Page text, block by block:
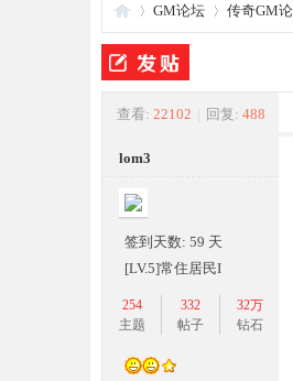
夜
游
»
GM论坛
›
传奇GM
查看: 22102 | 回复: 488
lom3
签到天数: 59 天
[LV.5]常住居民I
254
主题
332
帖子
32万
钻石